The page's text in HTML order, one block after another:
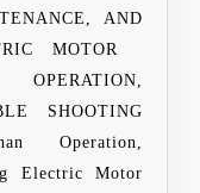
AND
MOTOR
SHOOTING
Operation,
Electric Motor